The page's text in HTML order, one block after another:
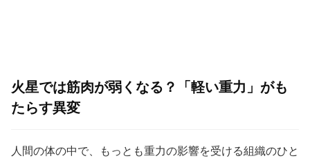
火星では筋肉が弱くなる？「軽い重力」がも
たらす異変
人間の体の中で、もっとも重力の影響を受ける組織のひと